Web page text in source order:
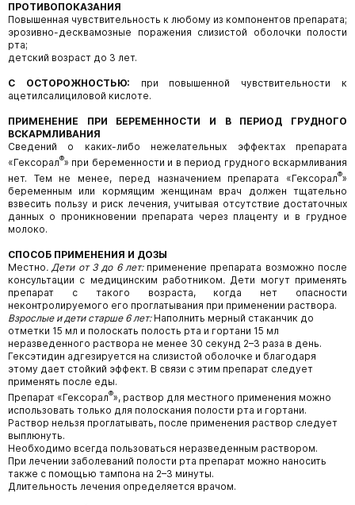
ПРОТИВОПОКАЗАНИЯ
Повышенная чувствительность к любому из компонентов препарата;
эрозивно-десквамозные поражения слизистой оболочки полости
рта;
детский возраст до 3 лет.
С ОСТОРОЖНОСТЬЮ: при повышенной чувствительности к
ацетилсалициловой кислоте.
ПРИМЕНЕНИЕ ПРИ БЕРЕМЕННОСТИ И В ПЕРИОД ГРУДНОГО
ВСКАРМЛИВАНИЯ
Сведений о каких-либо нежелательных эффектах препарата
«Гексорал®» при беременности и в период грудного вскармливания
нет. Тем не менее, перед назначением препарата «Гексорал®»
беременным или кормящим женщинам врач должен тщательно
взвесить пользу и риск лечения, учитывая отсутствие достаточных
данных о проникновении препарата через плаценту и в грудное
молоко.
СПОСОБ ПРИМЕНЕНИЯ И ДОЗЫ
Местно. Дети от 3 до 6 лет:применение препарата возможно после
консультации с медицинским работником. Дети могут применять
препарат с такого возраста, когда нет опасности
неконтролируемого его проглатывания при применении раствора.
Взрослые и дети старше 6 лет: Наполнить мерный стаканчик до
отметки 15 мл и полоскать полость рта и гортани 15 мл
неразведенного раствора не менее 30 секунд 2–3 раза в день.
Гексэтидин адгезируется на слизистой оболочке и благодаря
этому дает стойкий эффект. В связи с этим препарат следует
применять после еды.
Препарат «Гексорал®», раствор для местного применения можно
использовать только для полоскания полости рта и гортани.
Раствор нельзя проглатывать, после применения раствор следует
выплюнуть.
Необходимо всегда пользоваться неразведенным раствором.
При лечении заболеваний полости рта препарат можно наносить
также с помощью тампона на 2–3 минуты.
Длительность лечения определяется врачом.